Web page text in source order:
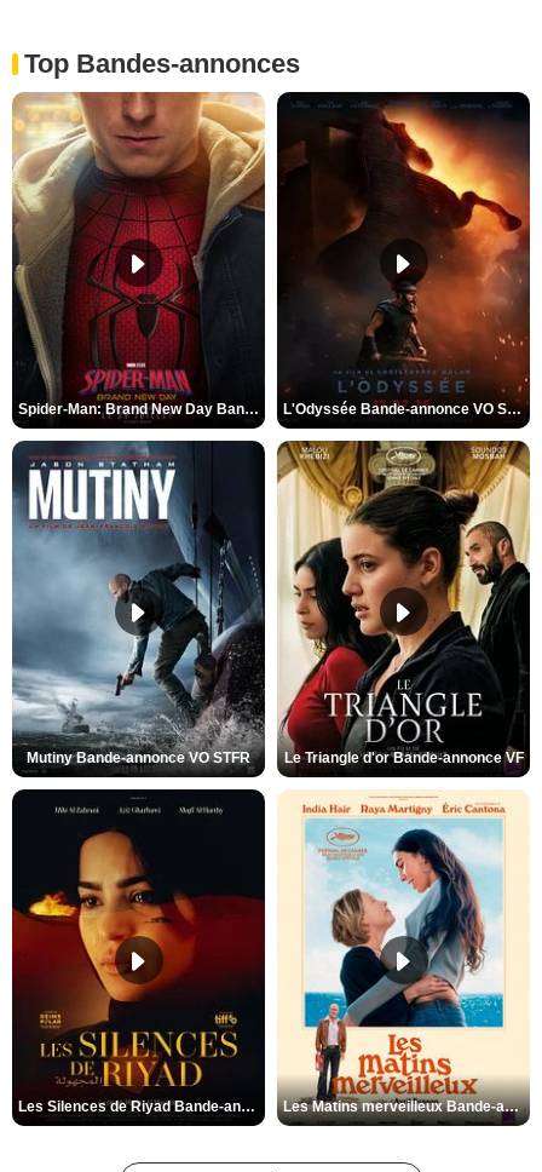
Top Bandes-annonces
Spider-Man: Brand New Day Bande-annonce VO STFR L'Odyssée Bande-annonce VO STFR
Mutiny Bande-annonce VO STFR Le Triangle d'or Bande-annonce VF
Les Silences de Riyad Bande-annonce VO STFR Les Matins merveilleux Bande-annonce VF